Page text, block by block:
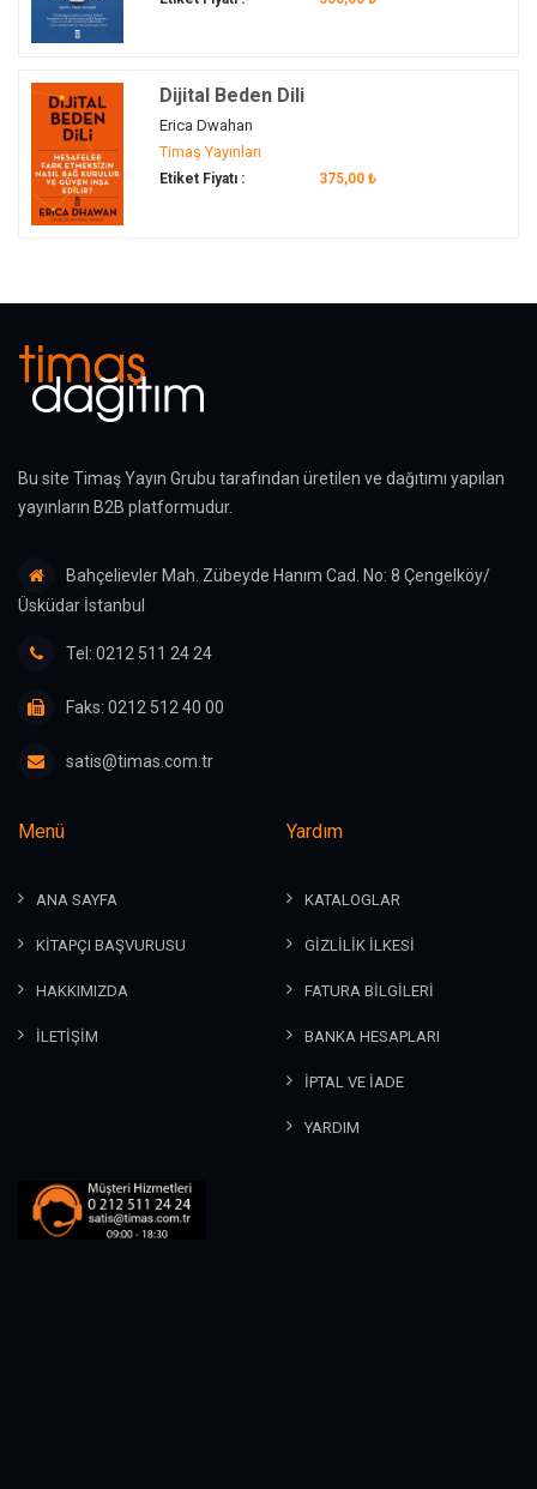
Dijital Beden Dili
Erica Dwahan
Timaş Yayınları
Etiket Fiyatı : 375,00 ₺
Bu site Timaş Yayın Grubu tarafından üretilen ve dağıtımı yapılan
yayınların B2B platformudur.
Bahçelievler Mah. Zübeyde Hanım Cad. No: 8 Çengelköy/
Üsküdar İstanbul
Tel: 0212 511 24 24
Faks: 0212 512 40 00
satis@timas.com.tr
Menü
ANA SAYFA
KİTAPÇI BAŞVURUSU
HAKKIMIZDA
İLETİŞİM
Yardım
KATALOGLAR
GİZLİLİK İLKESİ
FATURA BİLGİLERİ
BANKA HESAPLARI
İPTAL VE İADE
YARDIM